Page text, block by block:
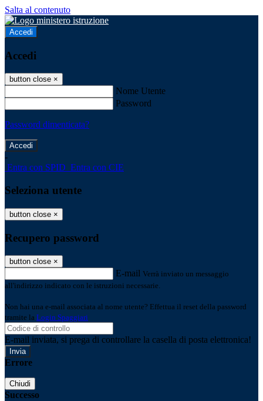
Salta al contenuto
Accedi
Accedi
button close ×
Nome Utente
Password
Password dimenticata?
-
Entra con SPID Entra con CIE
Seleziona utente
button close ×
Recupero password
button close ×
E-mail Verrà inviato un messaggio
all'indirizzo indicato con le istruzioni necessarie.
Non hai una e-mail associata al nome utente? Effettua il reset della password
tramite la Login Spaggiari
E-mail inviata, si prega di controllare la casella di posta elettronica!
Errore
Chiudi
Successo